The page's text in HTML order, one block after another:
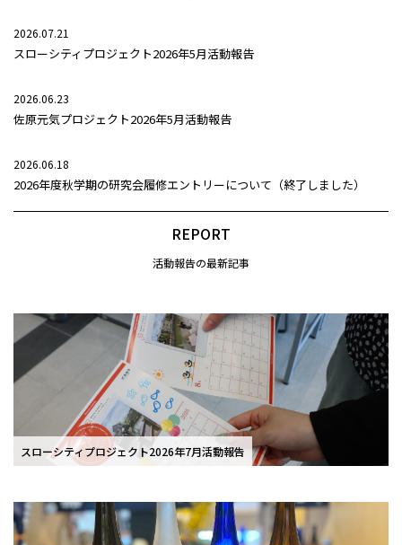
2026.07.21
スローシティプロジェクト2026年5月活動報告
2026.06.23
佐原元気プロジェクト2026年5月活動報告
2026.06.18
2026年度秋学期の研究会履修エントリーについて（終了しました）
REPORT
活動報告の最新記事
スローシティプロジェクト2026年7月活動報告